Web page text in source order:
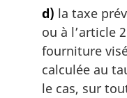
d) la taxe
ou à l’article
fourniture
calculée au
le cas, sur